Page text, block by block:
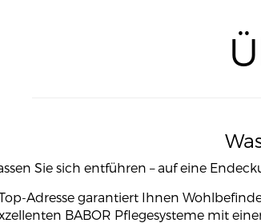
Sie sich entführen – auf eine
Adresse garantiert Ihnen
BABOR Pflegesysteme mit